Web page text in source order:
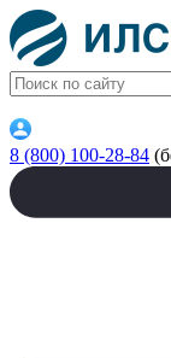
8 (800) 100-28-84